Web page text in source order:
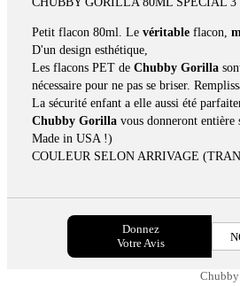
Petit flacon 80ml. Le véritableflacon,
D'un design esthétique,
Les flacons PET de Chubby Gorilla
nécessaire pour ne pas se briser.
La sécurité enfant a elle aussi été
Chubby Gorillavous donneront entière
Made in USA !)
COULEUR SELON ARRIVAGE
Donnez
Votre Avis